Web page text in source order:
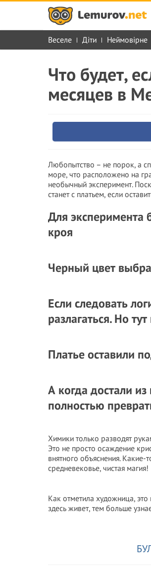
Веселе Діти Неймовірне
Что будет,
месяцев в
Любопытство – не порок, а
море, что расположено на
необычный эксперимент.
станет с платьем, если
Для эксперимента
кроя
Черный цвет
Если следовать
разлагаться. Но
Платье оставили
А когда достали
полностью
Химики только разводят
Это не просто осаждение
внятного объяснения.
средневековье, чистая магия!
Как отметила художница,
здесь живет, тем больше